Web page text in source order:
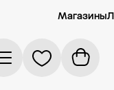
Магазины